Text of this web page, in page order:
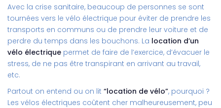
Avec la crise sanitaire, beaucoup de personnes se sont
tournées vers le vélo électrique pour éviter de prendre les
transports en communs ou de prendre leur voiture et de
perdre du temps dans les bouchons. La location d’un
vélo électrique permet de faire de l’exercice, d’évacuer le
stress, de ne pas être transpirant en arrivant au travail,
etc.
Partout on entend ou on lit “location de vélo”, pourquoi ?
Les vélos électriques coûtent cher malheureusement, peu